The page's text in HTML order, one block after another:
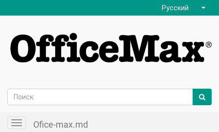
Русский
ToggleOfice-max.md